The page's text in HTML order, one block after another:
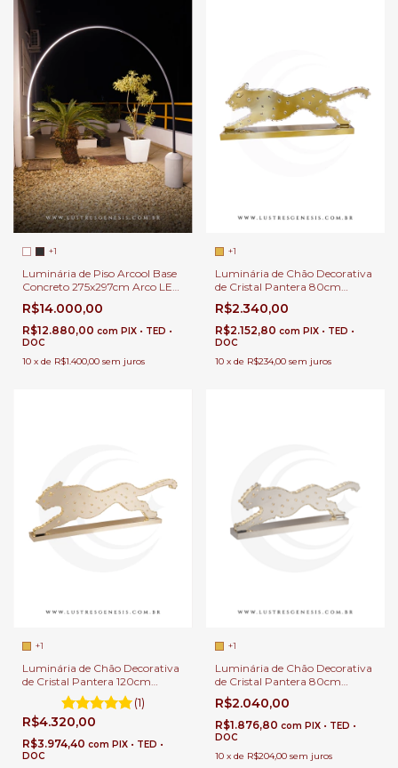
+1
Luminária de Piso Arcool Base
Concreto 275x297cm Arco LED
3000K com 8500Lm | Design
Iluminação Minimalista e
Sofisticada
R$14.000,00
R$12.880,00 com PIX • TED •
DOC
10 x de R$1.400,00 sem juros
+1
Luminária de Chão Decorativa
de Cristal Pantera 80cm
Dourada Para Sala de Estar,
Escritórios e Hall de Entrada
R$2.340,00
R$2.152,80 com PIX • TED •
DOC
10 x de R$234,00 sem juros
+1
Luminária de Chão Decorativa
de Cristal Pantera 120cm
Dourada Para Sala de Estar,
Escritórios e Hall de Entrada
(1)
R$4.320,00
R$3.974,40 com PIX • TED •
DOC
+1
Luminária de Chão Decorativa
de Cristal Pantera 80cm
Cromado Para Sala de Estar,
Escritórios e Hall de Entrada
R$2.040,00
R$1.876,80 com PIX • TED •
DOC
10 x de R$204,00 sem juros